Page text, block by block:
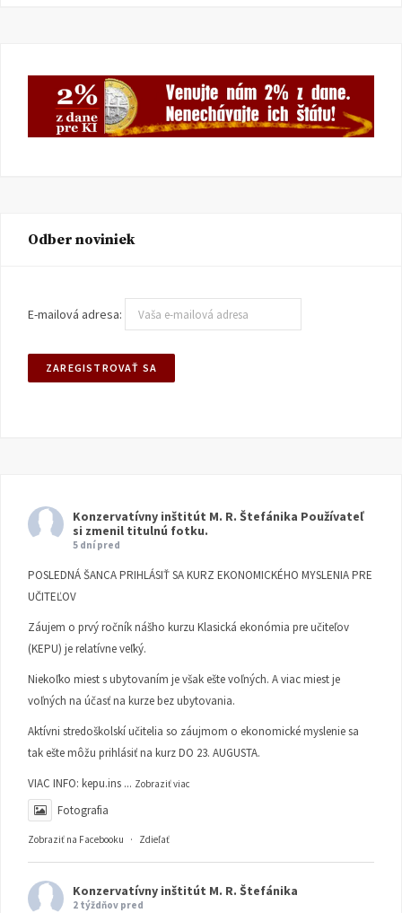
Odber noviniek
E-mailová adresa:
Konzervatívny inštitút M. R. Štefánika Používateľ
si zmenil titulnú fotku.
5 dní pred
POSLEDNÁ ŠANCA PRIHLÁSIŤ SA KURZ EKONOMICKÉHO MYSLENIA PRE
UČITEĽOV
Záujem o prvý ročník nášho kurzu Klasická ekonómia pre učiteľov
(KEPU) je relatívne veľký.
Niekoľko miest s ubytovaním je však ešte voľných. A viac miest je
voľných na účasť na kurze bez ubytovania.
Aktívni stredoškolskí učitelia so záujmom o ekonomické myslenie sa
tak ešte môžu prihlásiť na kurz DO 23. AUGUSTA.
VIAC INFO: kepu.ins ... Zobraziť viac
Fotografia
Zobraziť na Facebooku · Zdieľať
Konzervatívny inštitút M. R. Štefánika
2 týždňov pred